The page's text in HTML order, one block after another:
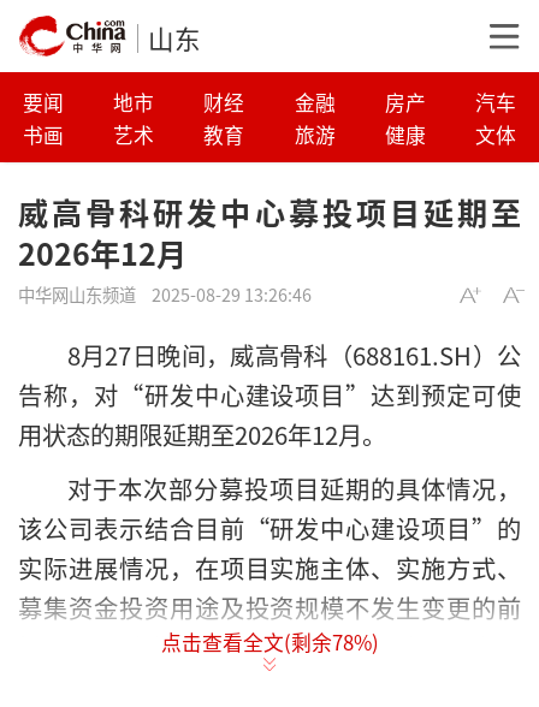
山东
要闻 地市 财经 金融 房产
汽车
书画
艺术 教育 旅游 健康 文体
威高骨科研发中心募投项目延期至
2026年12月
中华网山东频道 2025-08-29 13:26:46
8月27日晚间，威高骨科（688161.SH）公
告称，对“研发中心建设项目”达到预定可使
用状态的期限延期至2026年12月。
对于本次部分募投项目延期的具体情况，
该公司表示结合目前“研发中心建设项目”的
实际进展情况，在项目实施主体、实施方式、
募集资金投资用途及投资规模不发生变更的前
提下，经过谨慎研究，对募投项目达到预定可
点击查看全文(剩余78%)